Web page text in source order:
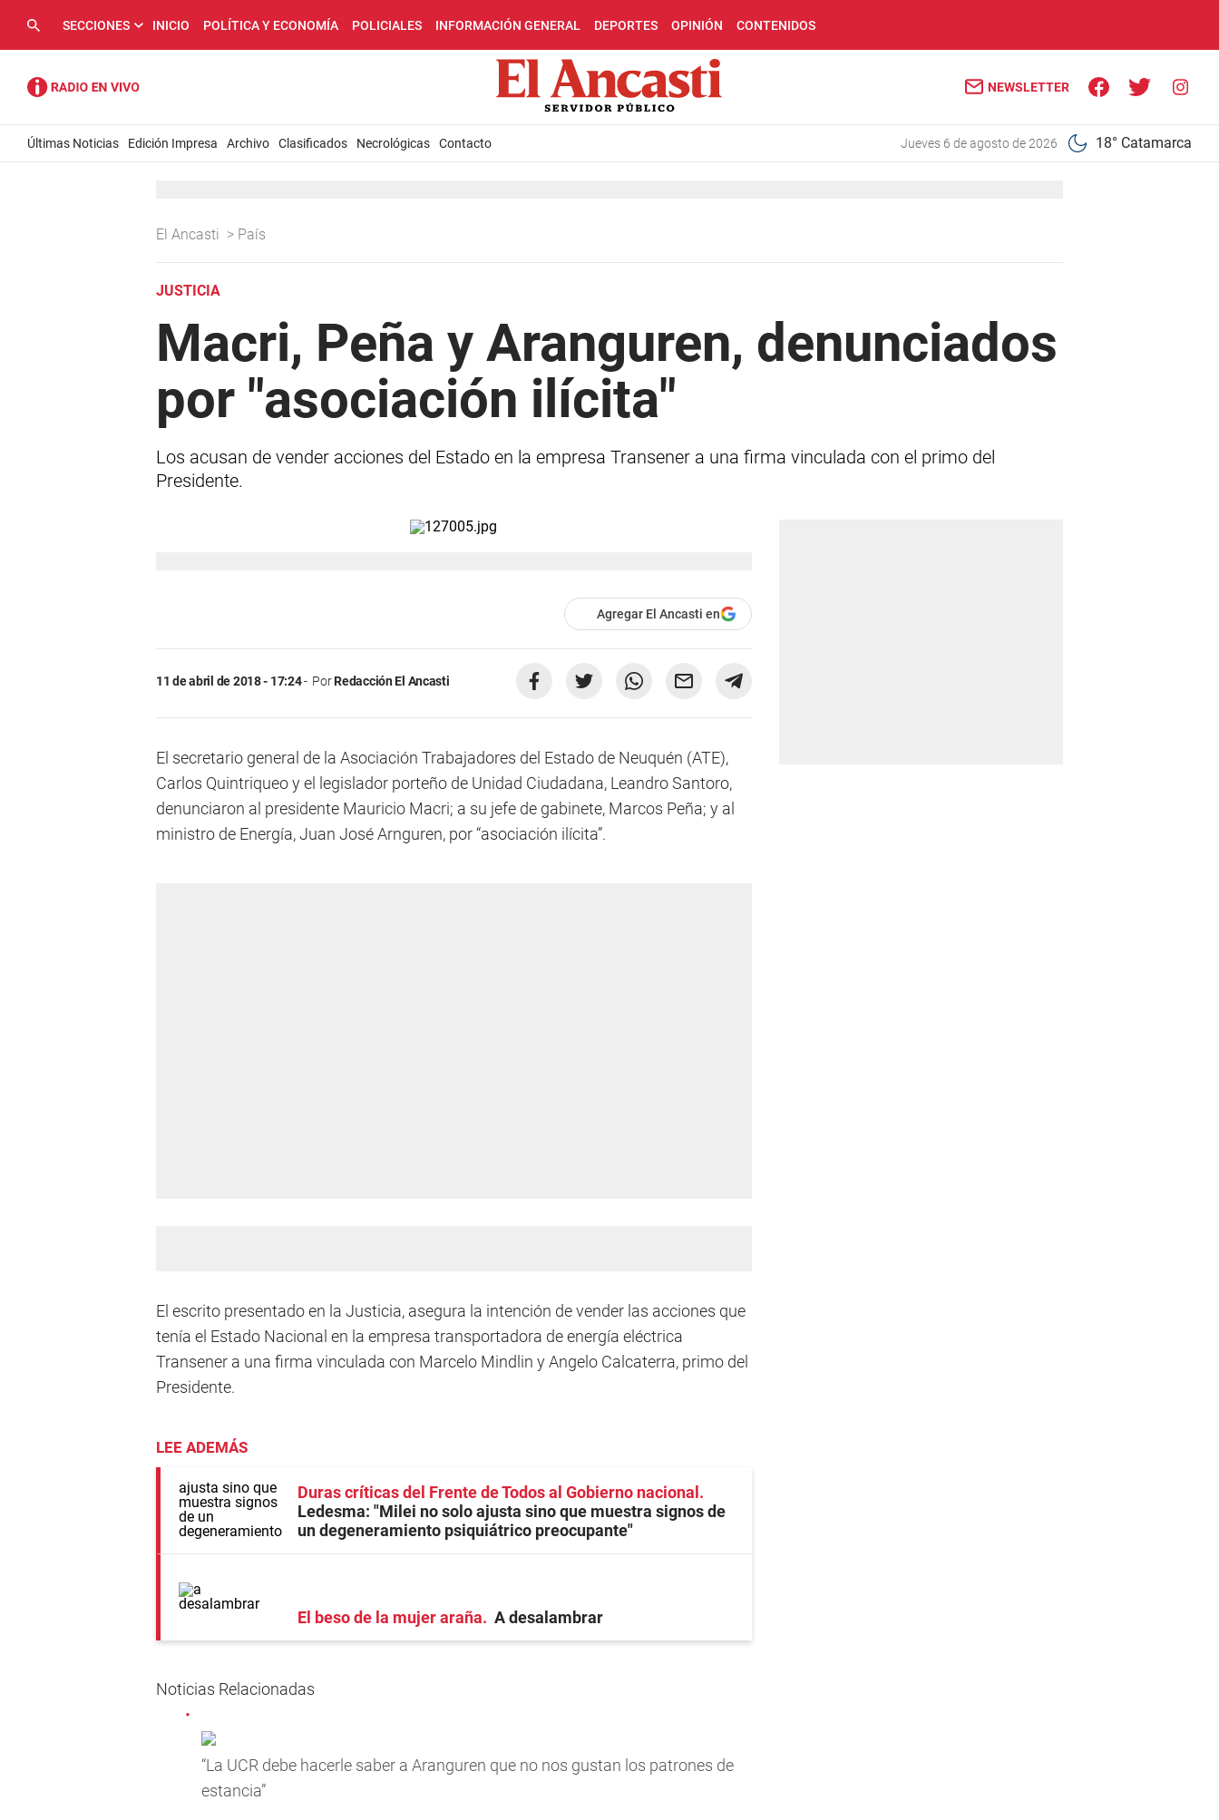
SECCIONES INICIO POLÍTICA Y ECONOMÍA POLICIALES INFORMACIÓN GENERAL DEPORTES OPINIÓN CONTENIDOS
NEWSLETTER
Últimas Noticias Edición Impresa Archivo Clasificados Necrológicas Contacto jueves 6 de agosto de 2026 18° Catamarca
El Ancasti > País
JUSTICIA
Macri, Peña y Aranguren, denunciados
por "asociación ilícita"
Los acusan de vender acciones del Estado en la empresa Transener a una firma vinculada con el primo del
Presidente.
Agregar El Ancasti en
11 de abril de 2018 - 17:24 PorRedacción El Ancasti
El secretario general de la Asociación Trabajadores del Estado de Neuquén (ATE),
Carlos Quintriqueo y el legislador porteño de Unidad Ciudadana, Leandro Santoro,
denunciaron al presidente Mauricio Macri; a su jefe de gabinete, Marcos Peña; y al
ministro de Energía, Juan José Arnguren, por “asociación ilícita”.
El escrito presentado en la Justicia, asegura la intención de vender las acciones que
tenía el Estado Nacional en la empresa transportadora de energía eléctrica
Transener a una firma vinculada con Marcelo Mindlin y Angelo Calcaterra, primo del
Presidente.
LEE ADEMÁS
Duras críticas del Frente de Todos al Gobierno nacional
Ledesma: "Milei no solo ajusta sino que muestra signos de
un degeneramiento psiquiátrico preocupante"
El beso de la mujer araña A desalambrar
Noticias Relacionadas
“La UCR debe hacerle saber a Aranguren que no nos gustan los patrones de
estancia”